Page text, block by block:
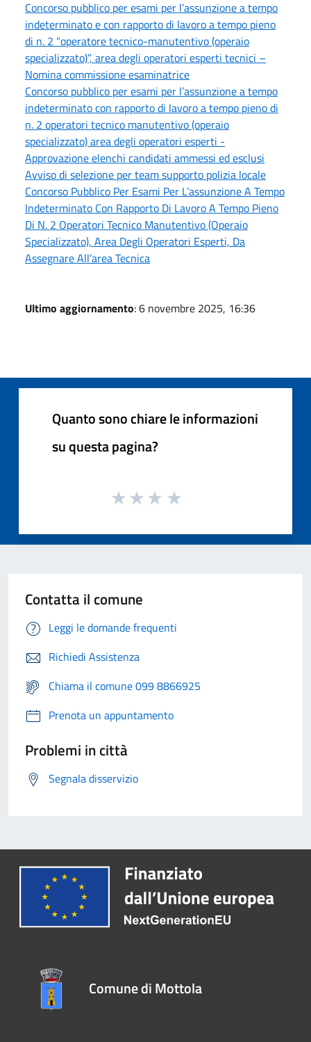
Concorso pubblico per esami per l’assunzione a tempo
indeterminato e con rapporto di lavoro a tempo pieno
di n. 2 “operatore tecnico-manutentivo (operaio
specializzato)”, area degli operatori esperti tecnici –
Nomina commissione esaminatrice
Concorso pubblico per esami per l’assunzione a tempo
indeterminato con rapporto di lavoro a tempo pieno di
n. 2 operatori tecnico manutentivo (operaio
specializzato) area degli operatori esperti -
Approvazione elenchi candidati ammessi ed esclusi
Avviso di selezione per team supporto polizia locale
Concorso Pubblico Per Esami Per L’assunzione A Tempo
Indeterminato Con Rapporto Di Lavoro A Tempo Pieno
Di N. 2 Operatori Tecnico Manutentivo (Operaio
Specializzato), Area Degli Operatori Esperti, Da
Assegnare All’area Tecnica
Ultimo aggiornamento: 6 novembre 2025, 16:36
Quanto sono chiare le informazioni
su questa pagina?
Contatta il comune
Leggi le domande frequenti
Richiedi Assistenza
Chiama il comune 099 8866925
Prenota un appuntamento
Problemi in città
Segnala disservizio
Comune di Mottola